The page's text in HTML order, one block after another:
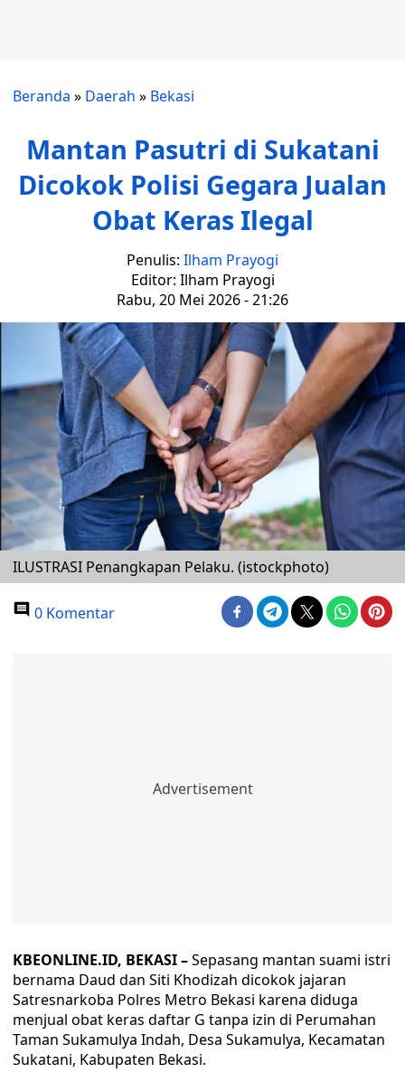
Beranda » Daerah » Bekasi
Mantan Pasutri di Sukatani
Dicokok Polisi Gegara Jualan
Obat Keras Ilegal
Penulis: Ilham Prayogi
Editor: Ilham Prayogi
Rabu, 20 Mei 2026 - 21:26
ILUSTRASI Penangkapan Pelaku. (istockphoto)
0 Komentar
KBEONLINE.ID, BEKASI –Sepasang mantan suami istri
bernama Daud dan Siti Khodizah dicokok jajaran
Satresnarkoba Polres Metro Bekasi karena diduga
menjual obat keras daftar G tanpa izin di Perumahan
Taman Sukamulya Indah, Desa Sukamulya, Kecamatan
Sukatani, Kabupaten Bekasi.